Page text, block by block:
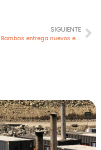
SIGUIENTE
Las Bambas entrega nuevos equipos y medicamentos al centro de salud de Fuerabamba